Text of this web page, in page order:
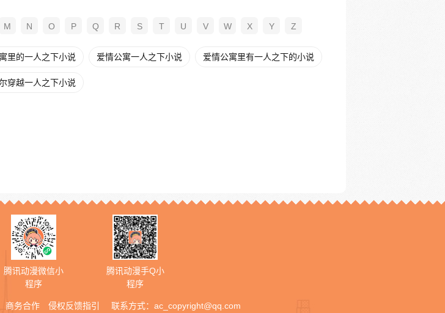
M N O P Q R S T U V W X Y Z
里的一人之下小说 爱情公寓一人之下小说 爱情公寓里有一人之下的小说
穿越一人之下小说
腾讯动漫微信小
程序
腾讯动漫手Q小
程序
商务合作 侵权反馈指引 联系方式： ac_copyright@qq.com